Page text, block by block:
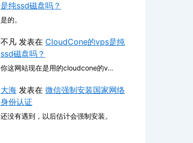
是纯ssd磁盘吗？
是的。
不凡 发表在 CloudCone的vps是纯
ssd磁盘吗？
你这网站现在是用的cloudcone的v…
大海 发表在 微信强制安装国家网络
身份认证
还没有遇到，以后估计会强制安装。